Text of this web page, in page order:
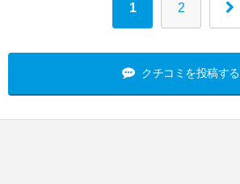
1 2
クチコミを投稿する